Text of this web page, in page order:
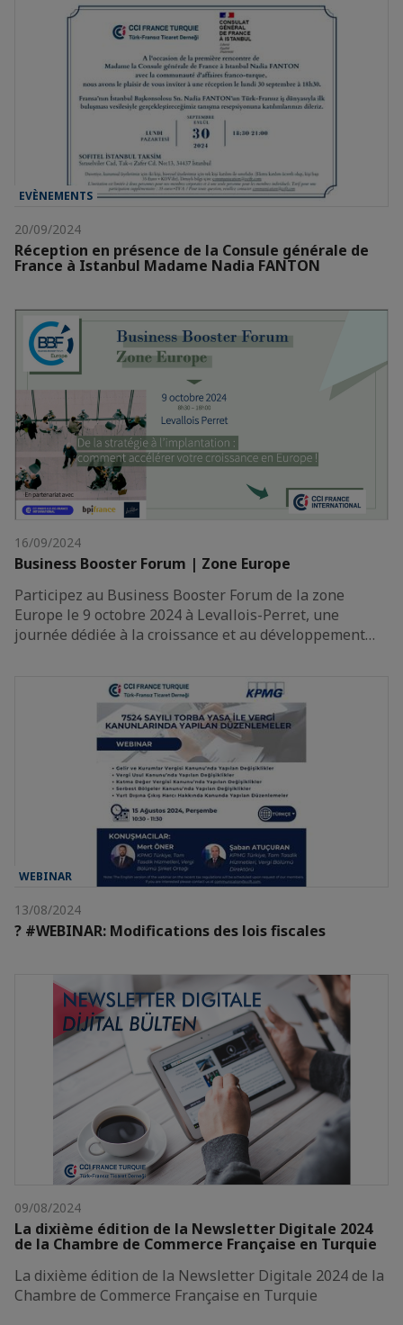
EVÈNEMENTS
20/09/2024
Réception en présence de la Consule générale de
France à Istanbul Madame Nadia FANTON
16/09/2024
Business Booster Forum | Zone Europe
Participez au Business Booster Forum de la zone
Europe le 9 octobre 2024 à Levallois-Perret, une
journée dédiée à la croissance et au développement…
WEBINAR
13/08/2024
? #WEBINAR: Modifications des lois fiscales
09/08/2024
La dixième édition de la Newsletter Digitale 2024
de la Chambre de Commerce Française en Turquie
La dixième édition de la Newsletter Digitale 2024 de la
Chambre de Commerce Française en Turquie